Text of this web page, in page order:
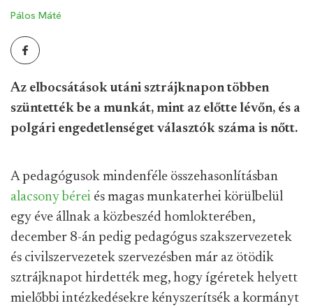
Pálos Máté
Az elbocsátások utáni sztrájknapon többen
szüntették be a munkát, mint az előtte lévőn, és a
polgári engedetlenséget választók száma is nőtt.
A pedagógusok mindenféle összehasonlításban
alacsony bérei és magas munkaterhei körülbelül
egy éve állnak a közbeszéd homlokterében,
december 8-án pedig pedagógus szakszervezetek
és civilszervezetek szervezésben már az ötödik
sztrájknapot hirdették meg, hogy ígéretek helyett
mielőbbi intézkedésekre kényszerítsék a kormányt